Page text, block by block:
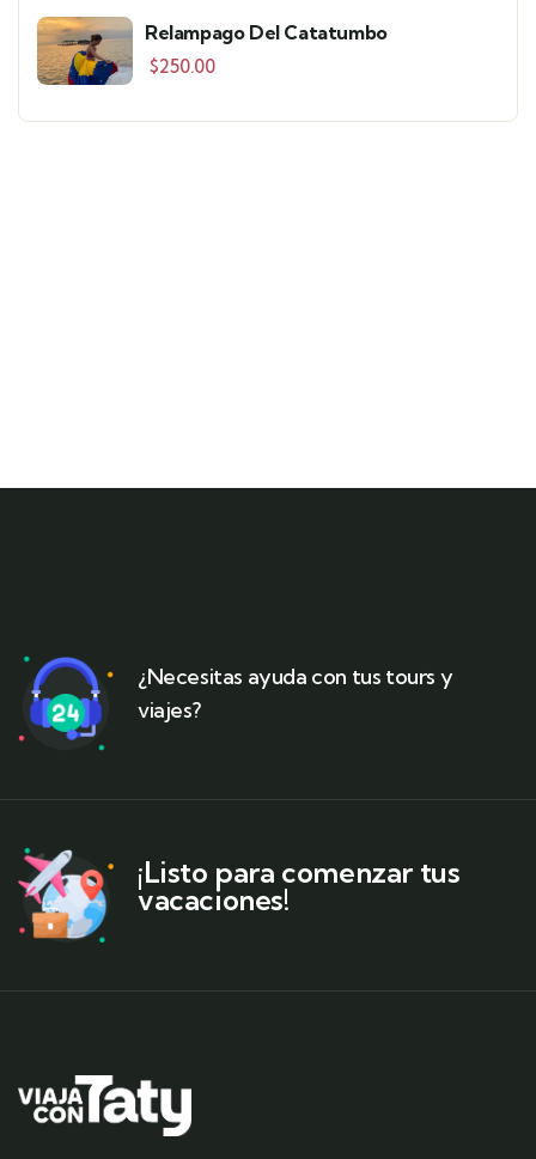
Relampago Del Catatumbo
$250.00
¿Necesitas ayuda con tus tours y
viajes?
¡Listo para comenzar tus
vacaciones!